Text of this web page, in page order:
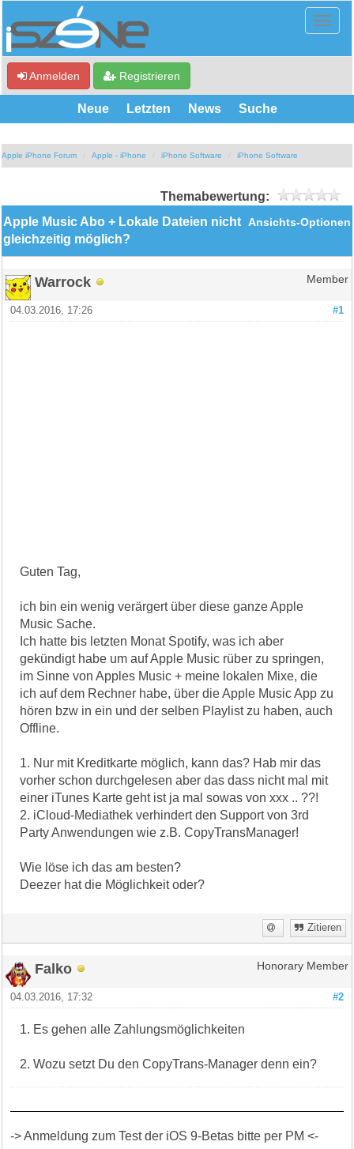
Anmelden Registrieren
Neue Letzten News Suche
Apple iPhone Forum Apple - iPhone iPhone Software iPhone Software
Themabewertung:
Ansichts-Optionen
Apple Music Abo + Lokale Dateien nicht
gleichzeitig möglich?
Warrock Member
#1
04.03.2016, 17:26
Guten Tag,
ich bin ein wenig verärgert über diese ganze Apple
Music Sache.
Ich hatte bis letzten Monat Spotify, was ich aber
gekündigt habe um auf Apple Music rüber zu springen,
im Sinne von Apples Music + meine lokalen Mixe, die
ich auf dem Rechner habe, über die Apple Music App zu
hören bzw in ein und der selben Playlist zu haben, auch
Offline.
1. Nur mit Kreditkarte möglich, kann das? Hab mir das
vorher schon durchgelesen aber das dass nicht mal mit
einer iTunes Karte geht ist ja mal sowas von xxx .. ??!
2. iCloud-Mediathek verhindert den Support von 3rd
Party Anwendungen wie z.B. CopyTransManager!
Wie löse ich das am besten?
Deezer hat die Möglichkeit oder?
Zitieren
Falko Honorary Member
#2
04.03.2016, 17:32
1. Es gehen alle Zahlungsmöglichkeiten
2. Wozu setzt Du den CopyTrans-Manager denn ein?
-> Anmeldung zum Test der iOS 9-Betas bitte per PM <-